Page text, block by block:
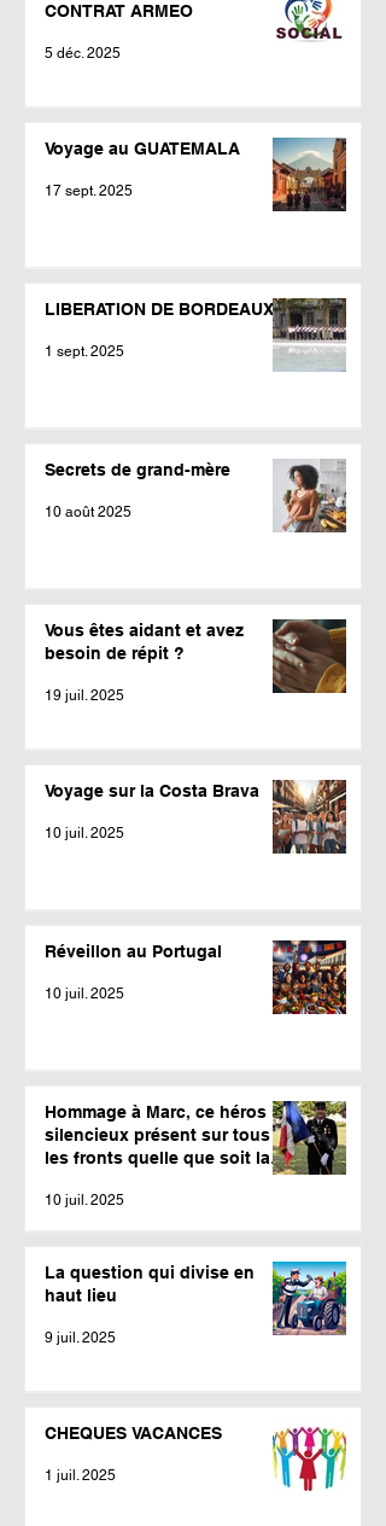
CONTRAT ARMEO
5 déc. 2025
Voyage au GUATEMALA
17 sept. 2025
LIBERATION DE BORDEAUX
1 sept. 2025
Secrets de grand-mère
10 août 2025
Vous êtes aidant et avez
besoin de répit ?
19 juil. 2025
Voyage sur la Costa Brava
10 juil. 2025
Réveillon au Portugal
10 juil. 2025
Hommage à Marc, ce héros
silencieux présent sur tous
les fronts quelle que soit la
10 juil. 2025
La question qui divise en
haut lieu
9 juil. 2025
CHEQUES VACANCES
1 juil. 2025